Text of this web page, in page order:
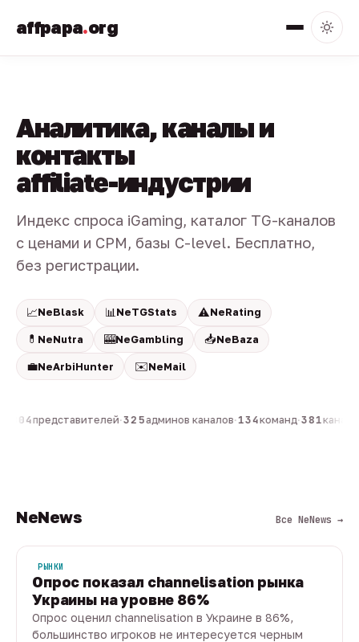
affpapa.org
Аналитика, каналы и
контакты
affiliate-индустрии
Индекс спроса iGaming, каталог TG-каналов
с ценами и CPM, базы C-level. Бесплатно,
без регистрации.
📈NeBlask 📊 NeTGStats ⚠️NeRating
💊 NeNutra 🎰NeGambling 📥NeBaza
💼NeArbiHunter ✉️NeMail
804представителей·325админов каналов·134команд·381
NeNews Все NeNews →
РЫНКИ
Опрос показал channelisation рынка
Украины на уровне 86%
Опрос оценил channelisation в Украине в 86%,
большинство игроков не интересуется черным